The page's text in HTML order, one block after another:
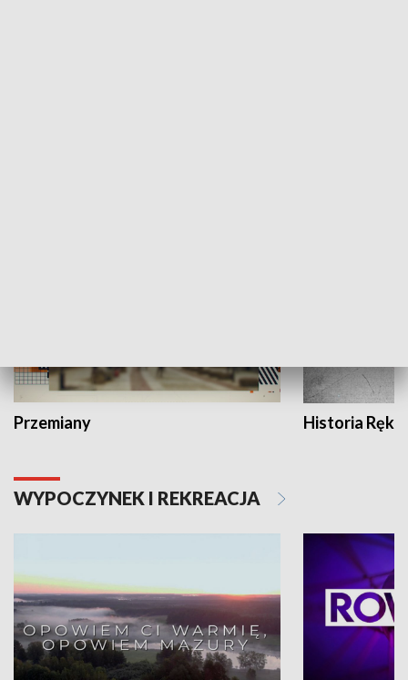
Przemiany Historia Ręką
WYPOCZYNEK I REKREACJA